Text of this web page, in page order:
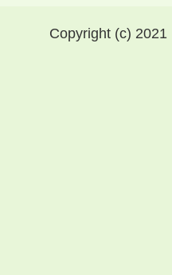
Copyright (c)